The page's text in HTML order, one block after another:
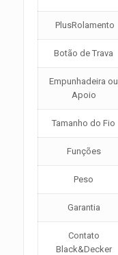
PlusRolamento
Botão de Trava
Empunhadeira ou
Apoio
Tamanho do Fio
Funções
Peso
Garantia
Contato
Black&Decker